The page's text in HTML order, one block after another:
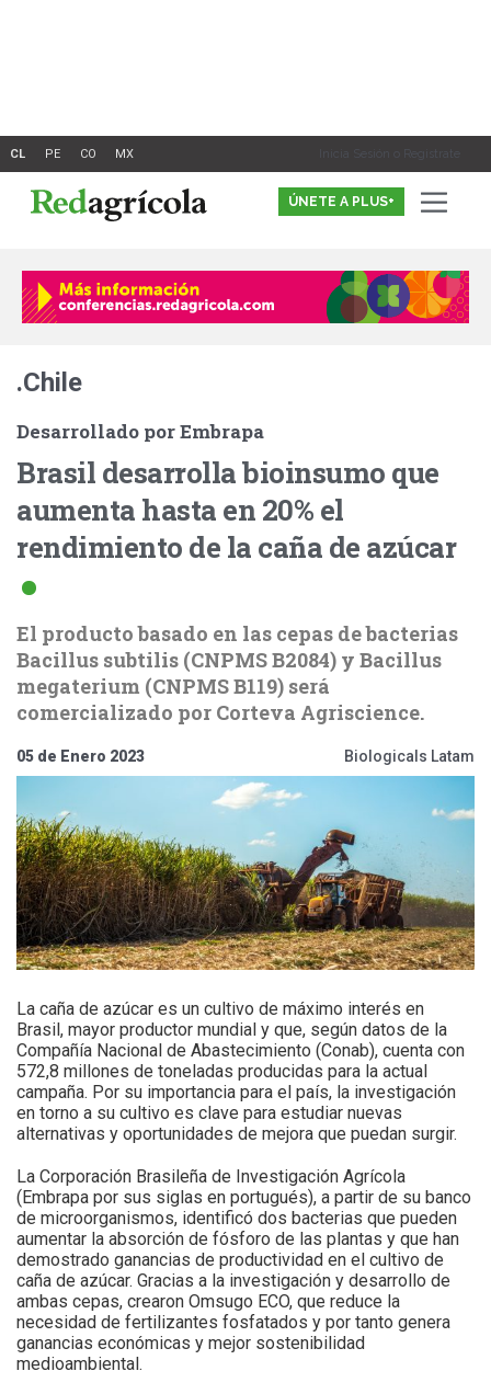
Inicia Sesión o Registrate
ÚNETE A PLUS+
.Chile
Desarrollado por Embrapa
Brasil desarrolla bioinsumo que
aumenta hasta en 20% el
rendimiento de la caña de azúcar
El producto basado en las cepas de bacterias
Bacillus subtilis (CNPMS B2084) y Bacillus
megaterium (CNPMS B119) será
comercializado por Corteva Agriscience.
05 de Enero 2023 Biologicals Latam
La caña de azúcar es un cultivo de máximo interés en
Brasil, mayor productor mundial y que, según datos de la
Compañía Nacional de Abastecimiento (Conab), cuenta con
572,8 millones de toneladas producidas para la actual
campaña. Por su importancia para el país, la investigación
en torno a su cultivo es clave para estudiar nuevas
alternativas y oportunidades de mejora que puedan surgir.
La Corporación Brasileña de Investigación Agrícola
(Embrapa por sus siglas en portugués), a partir de su banco
de microorganismos, identificó dos bacterias que pueden
aumentar la absorción de fósforo de las plantas y que han
demostrado ganancias de productividad en el cultivo de
caña de azúcar. Gracias a la investigación y desarrollo de
ambas cepas, crearon Omsugo ECO, que reduce la
necesidad de fertilizantes fosfatados y por tanto genera
ganancias económicas y mejor sostenibilidad
medioambiental.